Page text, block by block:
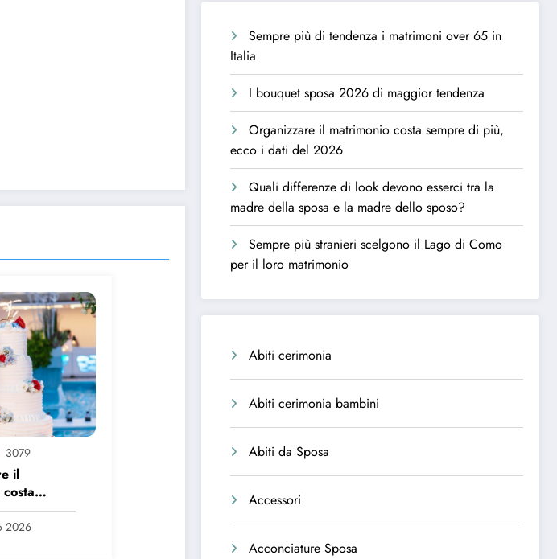
3079
il
ecco i
2026
Sempre più di tendenza i matrimoni over 65 in
Italia
I bouquet sposa 2026 di maggior tendenza
Organizzare il matrimonio costa sempre di più,
ecco i dati del 2026
Quali differenze di look devono esserci tra la
madre della sposa e la madre dello sposo?
Sempre più stranieri scelgono il Lago di Como
per il loro matrimonio
Abiti cerimonia
Abiti cerimonia bambini
Abiti da Sposa
Accessori
Acconciature Sposa